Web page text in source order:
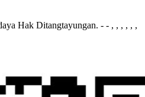
Hak Ditangtayungan. - - , , , , , ,